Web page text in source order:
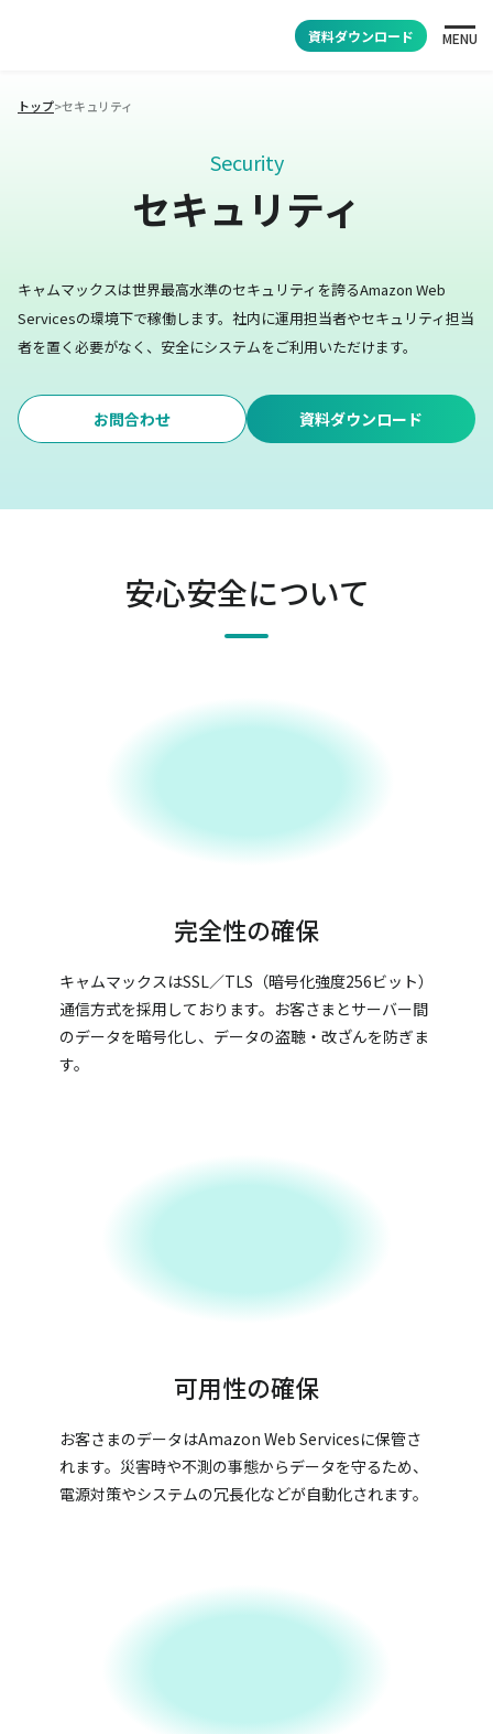
資料ダウンロード MENU
トップ>セキュリティ
Security
セキュリティ
キャムマックスは世界最高水準のセキュリティを誇るAmazon Web
Servicesの環境下で稼働します。 社内に運用担当者やセキュリティ担当
者を置く必要がなく、安全にシステムをご利用いただけます。
お問合わせ 資料ダウンロード
安心安全について
完全性の確保
キャムマックスはSSL／TLS（暗号化強度256ビット）
通信方式を採用しております。お客さまとサーバー間
のデータを暗号化し、データの盗聴・改ざんを防ぎま
す。
可用性の確保
お客さまのデータはAmazon Web Servicesに保管さ
れます。災害時や不測の事態からデータを守るため、
電源対策やシステムの冗長化などが自動化されます。